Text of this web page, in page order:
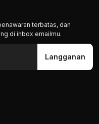
terbatas, dan
di inbox emailmu.
Langganan